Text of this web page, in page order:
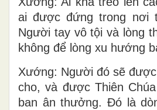
ai được đứng trong nơi
Người tay vô tội và lòng
không để lòng xu hướng
Xướng: Người đó sẽ
cho, và được Thiên
ban ân thưởng. Ðó là